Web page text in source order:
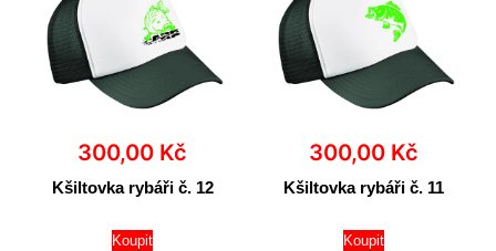
300,00 Kč
Kšiltovka rybáři č. 12
Koupit
300,00 Kč
Kšiltovka rybáři č. 11
Koupit